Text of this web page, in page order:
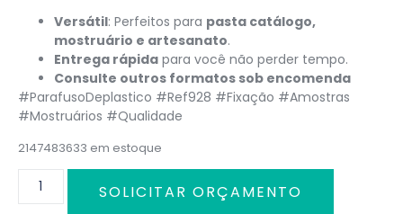
Versátil: Perfeitos para pasta catálogo,
mostruário e artesanato.
Entrega rápida para você não perder tempo.
Consulte outros formatos sob encomenda
#ParafusoDeplastico #Ref928 #Fixação #Amostras
#Mostruários #Qualidade
2147483633 em estoque
SOLICITAR ORÇAMENTO